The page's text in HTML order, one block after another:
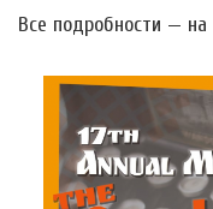
Все подробности — на